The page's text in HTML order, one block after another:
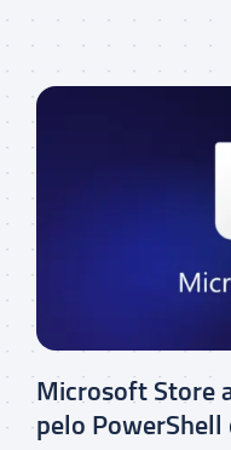
Microsoft Store
pelo PowerShell